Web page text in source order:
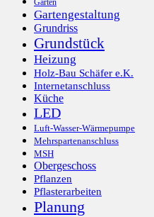
Garten
Gartengestaltung
Grundriss
Grundstück
Heizung
Holz-Bau Schäfer e.K.
Internetanschluss
Küche
LED
Luft-Wasser-Wärmepumpe
Mehrspartenanschluss
MSH
Obergeschoss
Pflanzen
Pflasterarbeiten
Planung